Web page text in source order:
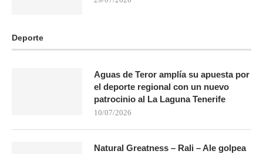
Deporte
Aguas de Teror amplía su apuesta por
el deporte regional con un nuevo
patrocinio al La Laguna Tenerife
10/07/2026
Natural Greatness – Rali – Ale golpea